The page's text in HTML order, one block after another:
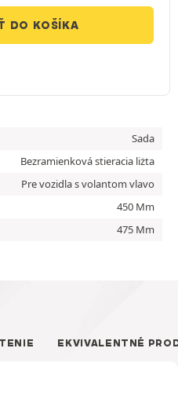
DO KOŠÍKA
Sada
Bezramienková stieracia liżta
Pre vozidla s volantom vlavo
450 Mm
475 Mm
EKVIVALENTNÉ